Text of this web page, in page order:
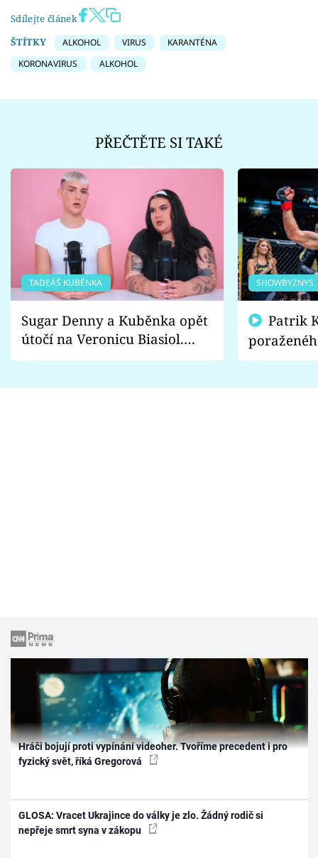
Sdílejte článek
ŠTÍTKY
ALKOHOL VIRUS
KARANTÉNA
KORONAVIRUS
ALKOHOL
PŘEČTĚTE SI TAKÉ
TADEÁŠ KUBĚNKA
Sugar Denny a Kuběnka opět
útočí na Veronicu Biasiol.
Proč je podle nich falešná a
SHOWBYZNYS
fanoušci
Hráči bojují proti vypínání videoher. Tvoříme precedent i pro
fyzický svět, říká Gregorová
GLOSA: Vracet Ukrajince do války je zlo. Žádný rodič si
nepřeje smrt syna v zákopu